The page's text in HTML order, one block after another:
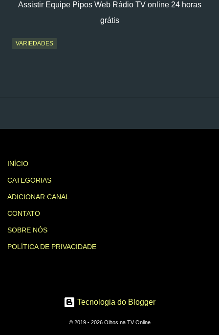
Assistir Equipe Pipos Web Rádio TV online 24 horas
grátis
VARIEDADES
INÍCIO
CATEGORIAS
ADICIONAR CANAL
CONTATO
SOBRE NÓS
POLÍTICA DE PRIVACIDADE
Tecnologia do Blogger
© 2019 - 2026 Olhos na TV Online